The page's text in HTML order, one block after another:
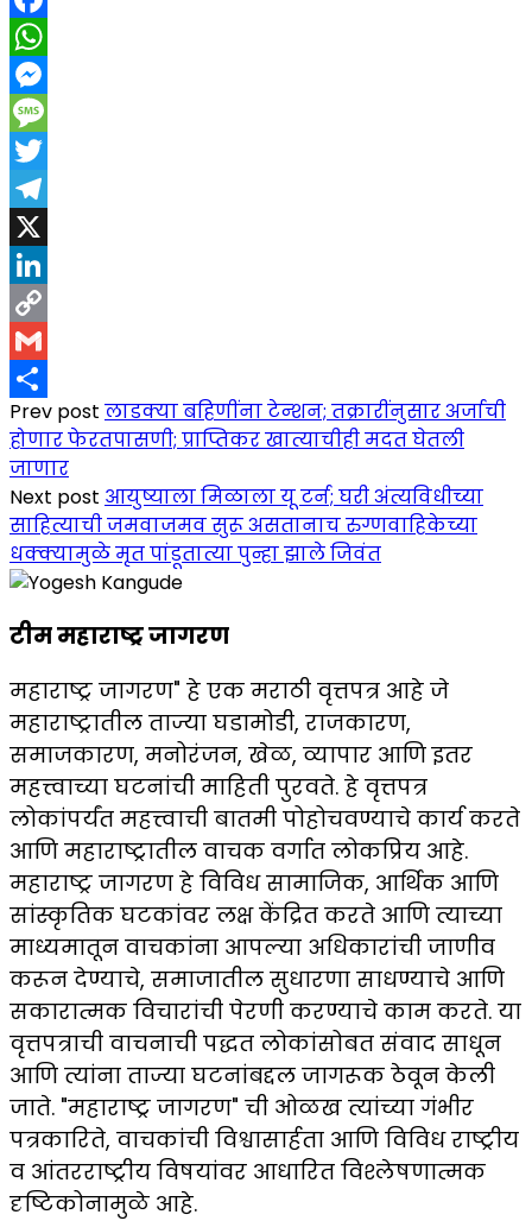
Facebook
WhatsApp
Messenger
Message
Twitter
Telegram
X
LinkedIn
Copy
Link
Gmail
Share
Prev post लाडक्या बहिणींना टेन्शन; तक्रारींनुसार अर्जाची
होणार फेरतपासणी; प्राप्तिकर खात्याचीही मदत घेतली
जाणार
Next post आयुष्याला मिळाला यू टर्न; घरी अंत्यविधीच्या
साहित्याची जमवाजमव सुरू असतानाच रुग्णवाहिकेच्या
धक्क्यामुळे मृत पांडूतात्या पुन्हा झाले जिवंत
टीम महाराष्ट्र जागरण
महाराष्ट्र जागरण" हे एक मराठी वृत्तपत्र आहे जे
महाराष्ट्रातील ताज्या घडामोडी, राजकारण,
समाजकारण, मनोरंजन, खेळ, व्यापार आणि इतर
महत्त्वाच्या घटनांची माहिती पुरवते. हे वृत्तपत्र
लोकांपर्यंत महत्त्वाची बातमी पोहोचवण्याचे कार्य करते
आणि महाराष्ट्रातील वाचक वर्गात लोकप्रिय आहे.
महाराष्ट्र जागरण हे विविध सामाजिक, आर्थिक आणि
सांस्कृतिक घटकांवर लक्ष केंद्रित करते आणि त्याच्या
माध्यमातून वाचकांना आपल्या अधिकारांची जाणीव
करून देण्याचे, समाजातील सुधारणा साधण्याचे आणि
सकारात्मक विचारांची पेरणी करण्याचे काम करते. या
वृत्तपत्राची वाचनाची पद्धत लोकांसोबत संवाद साधून
आणि त्यांना ताज्या घटनांबद्दल जागरूक ठेवून केली
जाते. "महाराष्ट्र जागरण" ची ओळख त्यांच्या गंभीर
पत्रकारिते, वाचकांची विश्वासार्हता आणि विविध राष्ट्रीय
व आंतरराष्ट्रीय विषयांवर आधारित विश्लेषणात्मक
दृष्टिकोनामुळे आहे.